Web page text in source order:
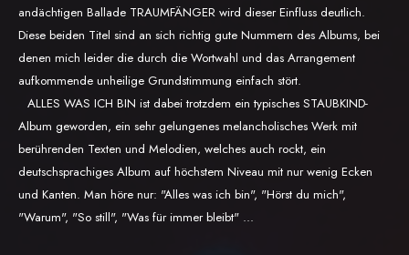
andächtigen Ballade TRAUMFÄNGER wird dieser Einfluss deutlich.
Diese beiden Titel sind an sich richtig gute Nummern des Albums, bei
denen mich leider die durch die Wortwahl und das Arrangement
aufkommende unheilige Grundstimmung einfach stört.
ALLES WAS ICH BIN ist dabei trotzdem ein typisches STAUBKIND-
Album geworden, ein sehr gelungenes melancholisches Werk mit
berührenden Texten und Melodien, welches auch rockt, ein
deutschsprachiges Album auf höchstem Niveau mit nur wenig Ecken
und Kanten. Man höre nur: "Alles was ich bin", "Hörst du mich",
"Warum", "So still", "Was für immer bleibt" …